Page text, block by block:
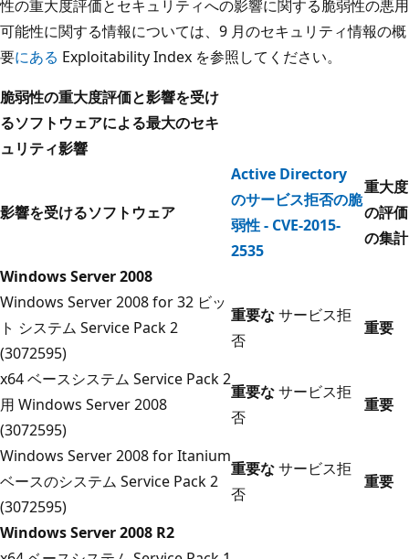
性の重大度評価とセキュリティへの影響に関する脆弱性の悪用
可能性に関する情報については、9 月のセキュリティ情報の概
要にある Exploitability Index を参照してください。
脆弱性の重大度評価と影響を受け
るソフトウェアによる最大のセキ
ュリティ影響
影響を受けるソフトウェア
Active Directory
のサービス拒否の脆
弱性 - CVE-2015-
2535
重大度
の評価
の集計
Windows Server 2008
Windows Server 2008 for 32 ビッ
ト システム Service Pack 2
(3072595)
重要なサービス拒
否
重要
x64 ベースシステム Service Pack 2
用 Windows Server 2008
(3072595)
重要なサービス拒
否
重要
Windows Server 2008 for Itanium
ベースのシステム Service Pack 2
(3072595)
重要なサービス拒
否
重要
Windows Server 2008 R2